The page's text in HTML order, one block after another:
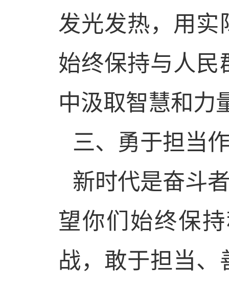
发光发热，用实
始终保持与人
中汲取智慧和力
三、勇于担当
新时代是奋斗
望你们始终保
战，敢于担当